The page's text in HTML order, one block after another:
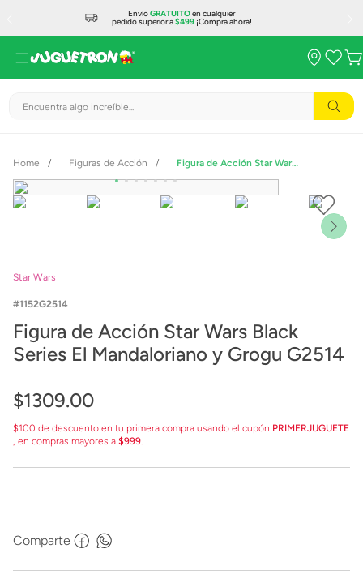
EnvíoGRATUITOen cualquier
pedido superior a$499¡Compra ahora!
Encuentra algo increíble...
Figuras de Acción Figura de Acción Star Wars Black Series El Mandaloriano y Grogu G2514
Star Wars
1152G2514
Figura de Acción Star Wars Black
Series El Mandaloriano y Grogu G2514
$1309.00
$100 de descuento en tu primera compra usando el cupón PRIMERJUGUETE
, en compras mayores a $999.
Comparte